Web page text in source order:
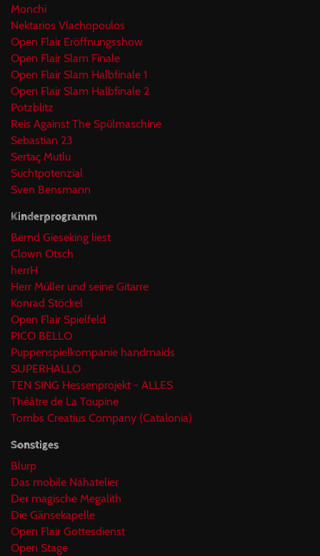
Monchi
Nektarios Vlachopoulos
Open Flair Eröffnungsshow
Open Flair Slam Finale
Open Flair Slam Halbfinale 1
Open Flair Slam Halbfinale 2
Potzblitz
Reis Against The Spülmaschine
Sebastian 23
Sertaç Mutlu
Suchtpotenzial
Sven Bensmann
Kinderprogramm
Bernd Gieseking liest
Clown Otsch
herrH
Herr Müller und seine Gitarre
Konrad Stöckel
Open Flair Spielfeld
PICO BELLO
Puppenspielkompanie handmaids
SUPERHALLO
TEN SING Hessenprojekt - ALLES
Théâtre de La Toupine
Tombs Creatius Company (Catalonia)
Sonstiges
Blurp
Das mobile Nähatelier
Der magische Megalith
Die Gänsekapelle
Open Flair Gottesdienst
Open Stage